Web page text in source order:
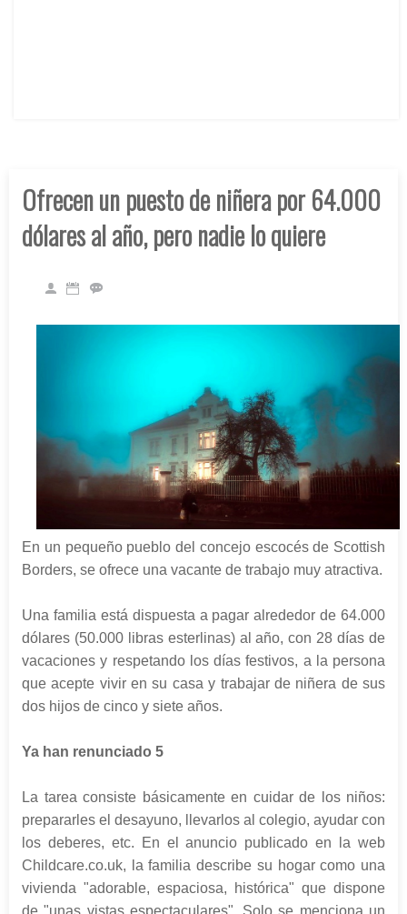
Ofrecen un puesto de niñera por 64.000
dólares al año, pero nadie lo quiere
En un pequeño pueblo del concejo escocés de Scottish
Borders, se ofrece una vacante de trabajo muy atractiva.
Una familia está dispuesta a pagar alrededor de 64.000
dólares (50.000 libras esterlinas) al año, con 28 días de
vacaciones y respetando los días festivos, a la persona
que acepte vivir en su casa y trabajar de niñera de sus
dos hijos de cinco y siete años.
Ya han renunciado 5
La tarea consiste básicamente en cuidar de los niños:
prepararles el desayuno, llevarlos al colegio, ayudar con
los deberes, etc. En el anuncio publicado en la web
Childcare.co.uk, la familia describe su hogar como una
vivienda "adorable, espaciosa, histórica" que dispone